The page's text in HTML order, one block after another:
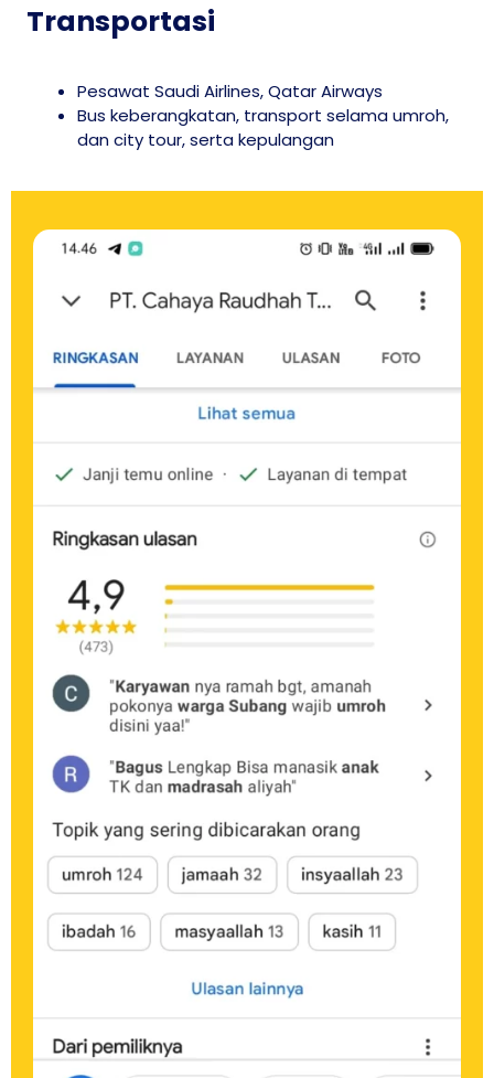
Transportasi
Pesawat Saudi Airlines, Qatar Airways
Bus keberangkatan, transport selama umroh,
dan city tour, serta kepulangan